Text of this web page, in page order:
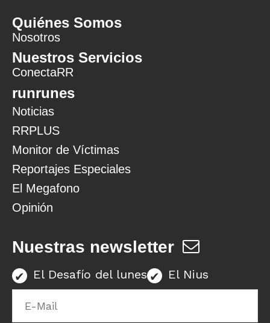
Quiénes Somos
Nosotros
Nuestros Servicios
ConectaRR
runrunes
Noticias
RRPLUS
Monitor de Víctimas
Reportajes Especiales
El Megafono
Opinión
Nuestras newsletter
El Desafío del lunes El Nius